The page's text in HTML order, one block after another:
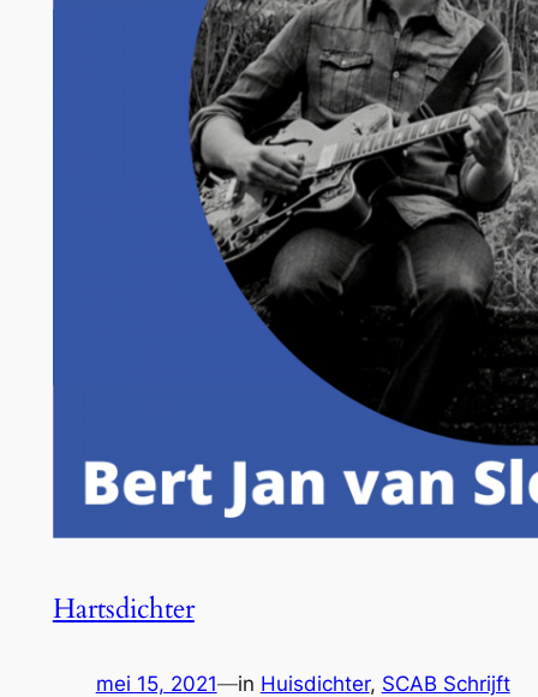
Hartsdichter
mei 15, 2021—in Huisdichter, SCAB Schrijft